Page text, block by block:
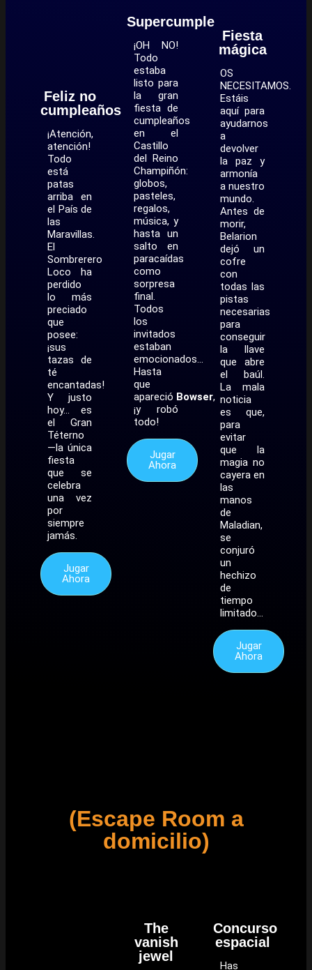
Feliz no
cumpleaños
¡Atención,
atención!
Todo
está
patas
arriba en
el País de
las
Maravillas.
El
Sombrerero
Loco ha
perdido
lo más
preciado
que
posee:
¡sus
tazas de
té
encantadas!
Y justo
hoy… es
el Gran
Téterno
—la única
fiesta
que se
celebra
una vez
por
siempre
jamás.
Jugar
Ahora
Supercumple
¡OH NO!
Todo
estaba
listo para
la gran
fiesta de
cumpleaños
en el
Castillo
del Reino
Champiñón:
globos,
pasteles,
regalos,
música, y
hasta un
salto en
paracaídas
como
sorpresa
final.
Todos
los
invitados
estaban
emocionados…
Hasta
que
apareció Bowser,
¡y robó
todo!
Jugar
Ahora
Fiesta
mágica
OS
NECESITAMOS.
Estáis
aquí para
ayudarnos
a
devolver
la paz y
armonía
a nuestro
mundo.
Antes de
morir,
Belarion
dejó un
cofre
con
todas las
pistas
necesarias
para
conseguir
la llave
que abre
el baúl.
La mala
noticia
es que,
para
evitar
que la
magia no
cayera en
las
manos
de
Maladian,
se
conjuró
un
hechizo
de
tiempo
limitado…
Jugar
Ahora
(Escape Room a
domicilio)
The
vanish
jewel
Concurso
espacial
Has